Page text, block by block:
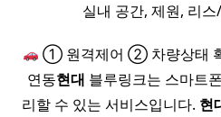
실내 공간, 제원, 리
① 원격제어 ② 차량상태
연동현대 블루링크는 스마트
리할 수 있는 서비스입니다. 현